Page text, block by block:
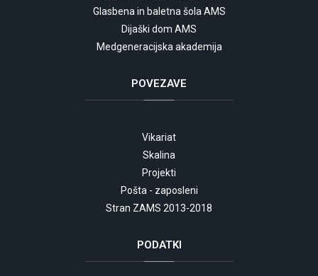
Glasbena in baletna šola AMS
Dijaški dom AMS
Medgeneracijska akademija
POVEZAVE
Vikariat
Skalina
Projekti
Pošta - zaposleni
Stran ZAMS 2013-2018
PODATKI